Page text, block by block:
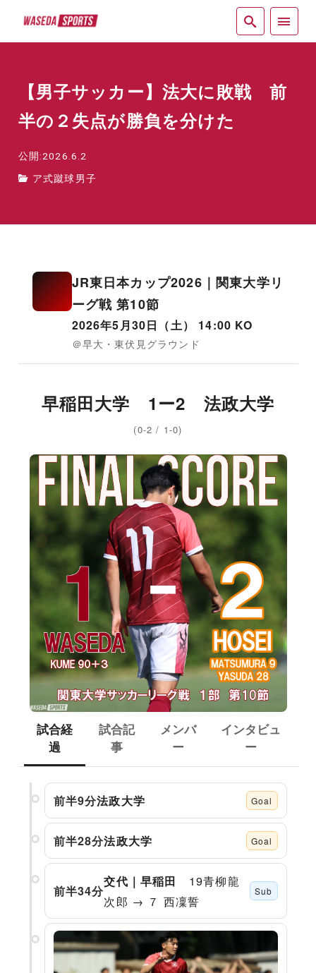
【男子サッカー】法大に敗戦 前
半の２失点が勝負を分けた
公開:2026.6.2
ア式蹴球男子
JR東日本カップ2026｜関東大学リ
ーグ戦 第10節
2026年5月30日（土） 14:00 KO
＠早大・東伏見グラウンド
早稲田大学 1ー2 法政大学
(0-2 / 1-0)
試合経
過
試合記
事
メンバ
ー
インタビュ
ー
前半9分法政大学 Goal
前半28分法政大学 Goal
前半34分
交代｜早稲田
19青柳龍
次郎 → ７ 西凜誓
Sub